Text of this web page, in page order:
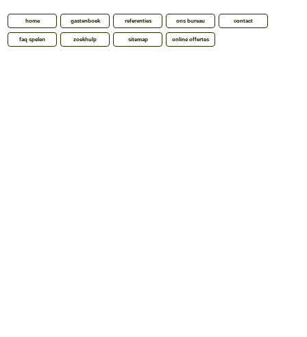
home gastenboek referenties ons bureau contact
faq spelen zoekhulp sitemap online offertes